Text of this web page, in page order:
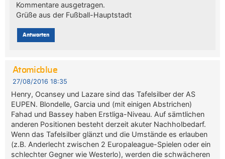
Kommentare ausgetragen.
Grüße aus der Fußball-Hauptstadt
Antworten
Atomicblue
27/08/2016 18:35
Henry, Ocansey und Lazare sind das Tafelsilber der AS
EUPEN. Blondelle, Garcia und (mit einigen Abstrichen)
Fahad und Bassey haben Erstliga-Niveau. Auf sämtlichen
anderen Positionen besteht derzeit akuter Nachholbedarf.
Wenn das Tafelsilber glänzt und die Umstände es erlauben
(z.B. Anderlecht zwischen 2 Europaleague-Spielen oder ein
schlechter Gegner wie Westerlo), werden die schwächeren